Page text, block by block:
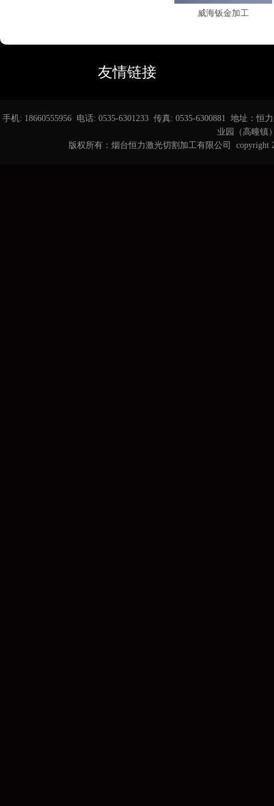
威海钣金加工
友情链接
手机: 18660555956 电话: 0535-6301233 传真: 0535-6300881 地址：
业园（高疃镇
版权所有：烟台恒力激光切割加工有限公司